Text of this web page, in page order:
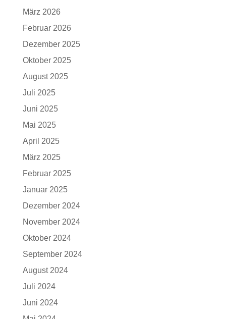
März 2026
Februar 2026
Dezember 2025
Oktober 2025
August 2025
Juli 2025
Juni 2025
Mai 2025
April 2025
März 2025
Februar 2025
Januar 2025
Dezember 2024
November 2024
Oktober 2024
September 2024
August 2024
Juli 2024
Juni 2024